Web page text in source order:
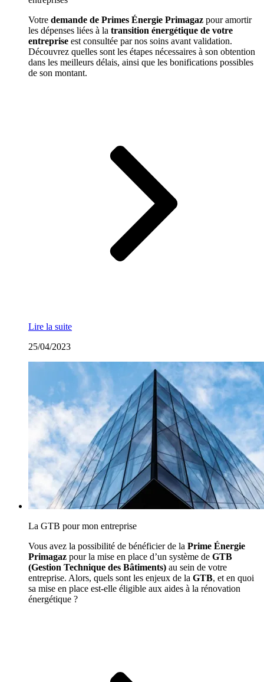
Votre demande de Primes Énergie Primagaz pour amortir
les dépenses liées à la transition énergétique de votre
entreprise est consultée par nos soins avant validation.
Découvrez quelles sont les étapes nécessaires à son obtention
dans les meilleurs délais, ainsi que les bonifications possibles
de son montant.
Lire la suite
25/04/2023
La GTB pour mon entreprise
Vous avez la possibilité de bénéficier de la Prime Énergie
Primagaz pour la mise en place d’un système de GTB
(Gestion Technique des Bâtiments) au sein de votre
entreprise. Alors, quels sont les enjeux de la GTB, et en quoi
sa mise en place est-elle éligible aux aides à la rénovation
énergétique ?